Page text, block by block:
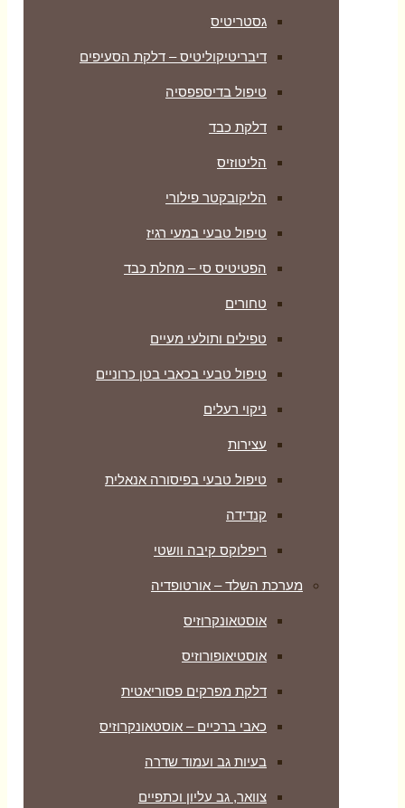
גסטריטיס
דיבריטיקוליטיס – דלקת הסעיפים
טיפול בדיספפסיה
דלקת כבד
הליטוזיס
הליקובקטר פילורי
טיפול טבעי במעי רגיז
הפטיטיס סי – מחלת כבד
טחורים
טפילים ותולעי מעיים
טיפול טבעי בכאבי בטן כרוניים
ניקוי רעלים
עצירות
טיפול טבעי בפיסורה אנאלית
קנדידה
ריפלוקס קיבה וושטי
מערכת השלד – אורטופדיה
אוסטאונקרוזיס
אוסטיאופורוזיס
דלקת מפרקים פסוריאטית
כאבי ברכיים – אוסטאונקרוזיס
בעיות גב ועמוד שדרה
צוואר, גב עליון וכתפיים